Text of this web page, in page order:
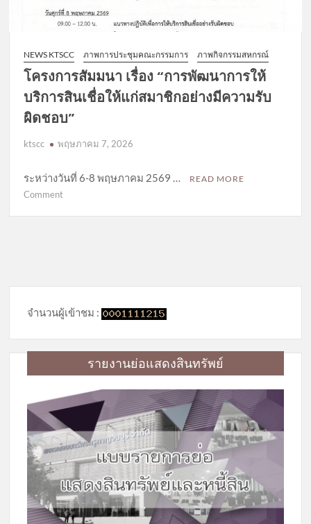
NEWS KTSCC ภาพการประชุมคณะกรรมการ ภาพกิจกรรมสหกรณ์
โครงการสัมมนา เรื่อง “การพัฒนาการให้
บริการสินเชื่อให้แก่สมาชิกอย่างมีความรับ
ผิดชอบ”
ktscc พฤษภาคม 7, 2026
ระหว่างวันที่ 6-8 พฤษภาคม 2569 … READ MORE
Commenton
ให้
สิน
สมาชิก
อย่าง
มี
ความ
รับ
ผิด
ชอบ”
จำนวนผู้เข้าชม :
รายงานย่อแสดงสินทรัพย์